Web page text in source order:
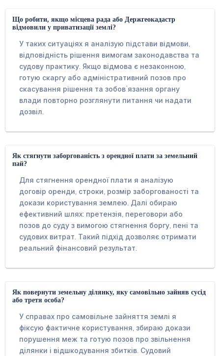
Що робити, якщо місцева рада або Держгеокадастр
відмовили у приватизації землі?
У таких ситуаціях я аналізую підстави відмови,
відповідність рішення вимогам законодавства та
судову практику. Якщо відмова є незаконною,
готую скаргу або адміністративний позов про
скасування рішення та зобовʼязання органу
влади повторно розглянути питання чи надати
дозвіл.
Як стягнути заборгованість з орендної плати за земельний
пай?
Для стягнення орендної плати я аналізую
договір оренди, строки, розмір заборгованості та
докази користування землею. Далі обираю
ефективний шлях: претензія, переговори або
позов до суду з вимогою стягнення боргу, пені та
судових витрат. Такий підхід дозволяє отримати
реальний фінансовий результат.
Як повернути земельну ділянку, яку самовільно зайняв сусід
або третя особа?
У справах про самовільне зайняття землі я
фіксую фактичне користування, збираю докази
порушення меж та готую позов про звільнення
ділянки і відшкодування збитків. Судовий